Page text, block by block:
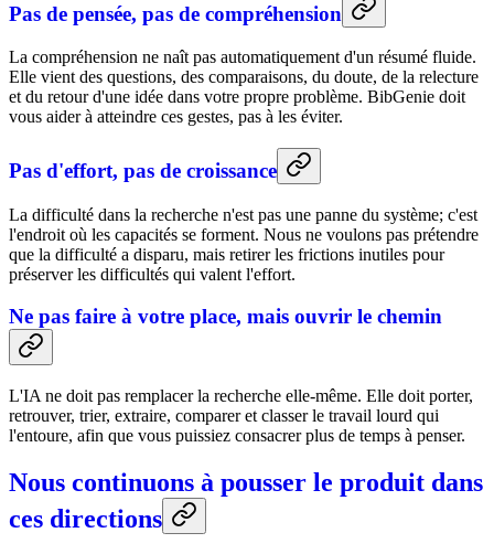
Pas de pensée, pas de compréhension
La compréhension ne naît pas automatiquement d'un résumé fluide.
Elle vient des questions, des comparaisons, du doute, de la relecture
et du retour d'une idée dans votre propre problème. BibGenie doit
vous aider à atteindre ces gestes, pas à les éviter.
Pas d'effort, pas de croissance
La difficulté dans la recherche n'est pas une panne du système; c'est
l'endroit où les capacités se forment. Nous ne voulons pas prétendre
que la difficulté a disparu, mais retirer les frictions inutiles pour
préserver les difficultés qui valent l'effort.
Ne pas faire à votre place, mais ouvrir le chemin
L'IA ne doit pas remplacer la recherche elle-même. Elle doit porter,
retrouver, trier, extraire, comparer et classer le travail lourd qui
l'entoure, afin que vous puissiez consacrer plus de temps à penser.
Nous continuons à pousser le produit dans
ces directions